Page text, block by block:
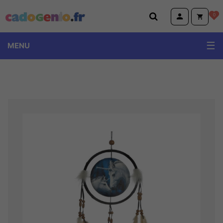
Cadogenio.fr 0
MENU
Little Buddha et Wise Wings
Peluches Animotsu Keel Eco Wild Hugg'em
Dino World et Monster car